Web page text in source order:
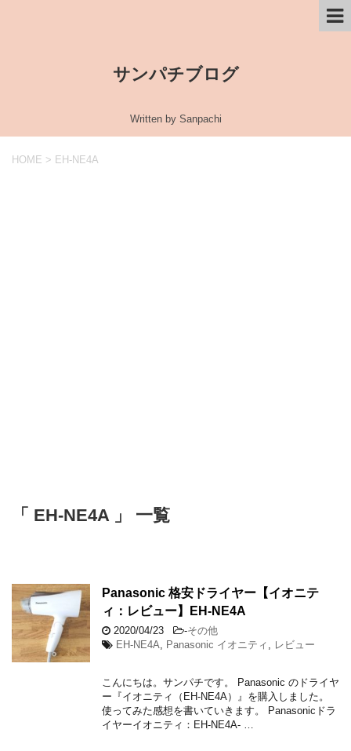
サンパチブログ
Written by Sanpachi
HOME > EH-NE4A
「 EH-NE4A 」 一覧
Panasonic 格安ドライヤー【イオニテ
ィ：レビュー】EH-NE4A
2020/04/23 -その他
EH-NE4A, Panasonic イオニティ , レビュー
こんにちは。サンパチです。 Panasonic のドライヤ
ー『イオニティ（EH-NE4A）』を購入しました。
使ってみた感想を書いていきます。 Panasonicドラ
イヤーイオニティ：EH-NE4A- …